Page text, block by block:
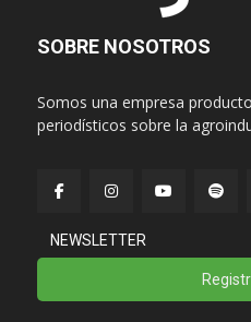
SOBRE NOSOTROS
Somos una empresa
periodísticos sobre la
NEWSLETTER